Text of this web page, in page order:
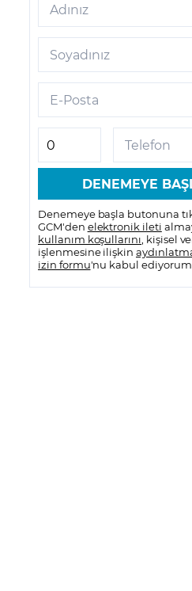
Adınız
Soyadınız
E-Posta
Telefon
Denemeye başla butonuna
GCM'den elektronik ileti
kullanım koşullarını , kişisel
işlenmesine ilişkin
izin formu'nu kabul ediyorum.